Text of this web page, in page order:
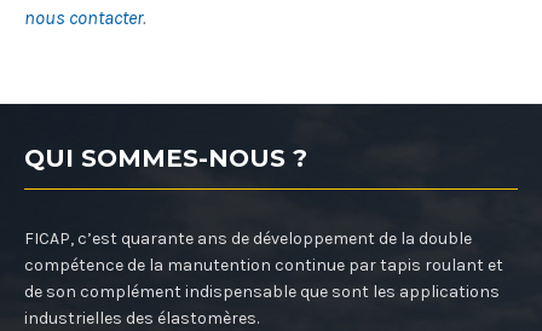
nous contacter.
QUI SOMMES-NOUS ?
FICAP, c’est quarante ans de développement de la double
compétence de la manutention continue par tapis roulant et
de son complément indispensable que sont les applications
industrielles des élastomères.